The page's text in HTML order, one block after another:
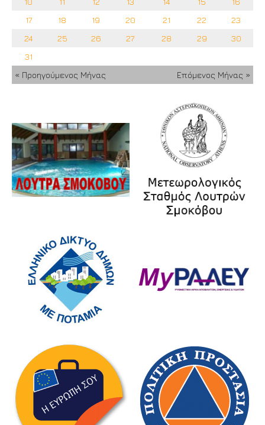
17
18 19 20 21 22
23
24
25 26 27 28 29
30
31
« Προηγούμενος Μήνας
Επόμενος Μήνας »